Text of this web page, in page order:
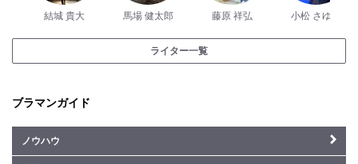
結城 貴大 馬場 健太郎 藤原 祥弘 小松 さゆり
ライター一覧
ブラマンガイド
ノウハウ